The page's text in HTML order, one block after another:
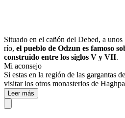
Situado en el cañón del Debed, a
río, el pueblo de Odzun es famoso
construido entre los siglos V y VII.
Mi aconsejo
Si estas en la región de las gargantas
visitar los otros monasterios de
Leer más